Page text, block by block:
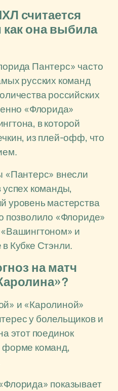
считается
как она выбила
Пантерс» часто
русских команд
российских
«Флорида»
в которой
из плей-офф, что
«Пантерс» внесли
успех команды,
уровень мастерства
позволило «Флориде»
и
Кубке Стэнли.
на матч
и «Каролиной»
у болельщиков и
этот поединок
команд,
показывает